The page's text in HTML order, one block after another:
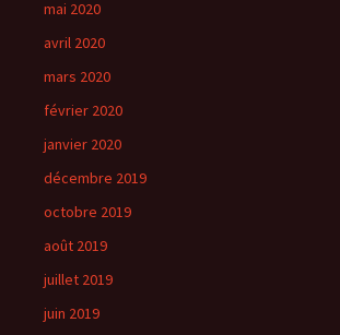
mai 2020
avril 2020
mars 2020
février 2020
janvier 2020
décembre 2019
octobre 2019
août 2019
juillet 2019
juin 2019